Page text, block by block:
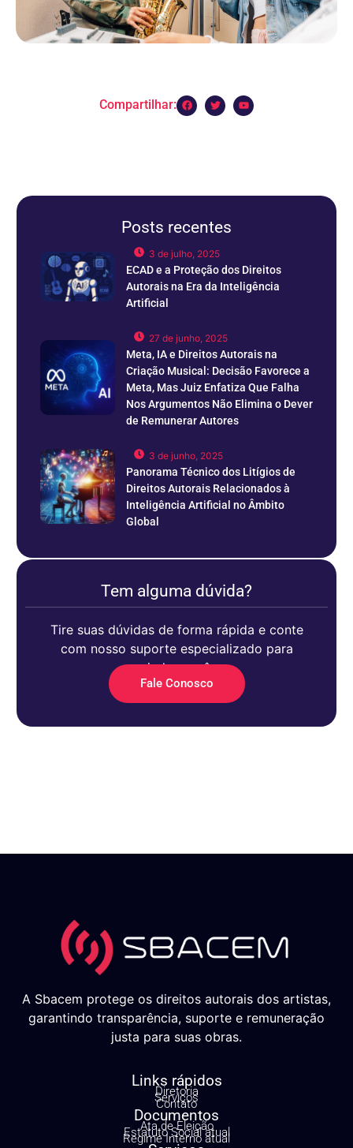
Posts recentes
3 de julho, 2025
ECAD e a Proteção dos Direitos
Autorais na Era da Inteligência
Artificial
27 de junho, 2025
Meta, IA e Direitos Autorais na
Criação Musical: Decisão Favorece a
Meta, Mas Juiz Enfatiza Que Falha
Nos Argumentos Não Elimina o Dever
de Remunerar Autores
3 de junho, 2025
Panorama Técnico dos Litígios de
Direitos Autorais Relacionados à
Inteligência Artificial no Âmbito
Global
Tem alguma dúvida?
Tire suas dúvidas de forma rápida e conte
com nosso suporte especializado para
ajudar você.
Fale Conosco
Compartilhar:
A Sbacem protege os direitos autorais dos artistas,
garantindo transparência, suporte e remuneração
justa para suas obras.
Links rápidos
Diretoria
Serviços
Contato
Documentos
Ata de Eleição
Estatuto Social atual
Regime Interno atual